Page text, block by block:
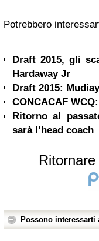
Potrebbero
Draft 2015, gli
Hardaway Jr
Draft 2015:
CONCACAF
Ritorno al
sarà l’head coach
Possono